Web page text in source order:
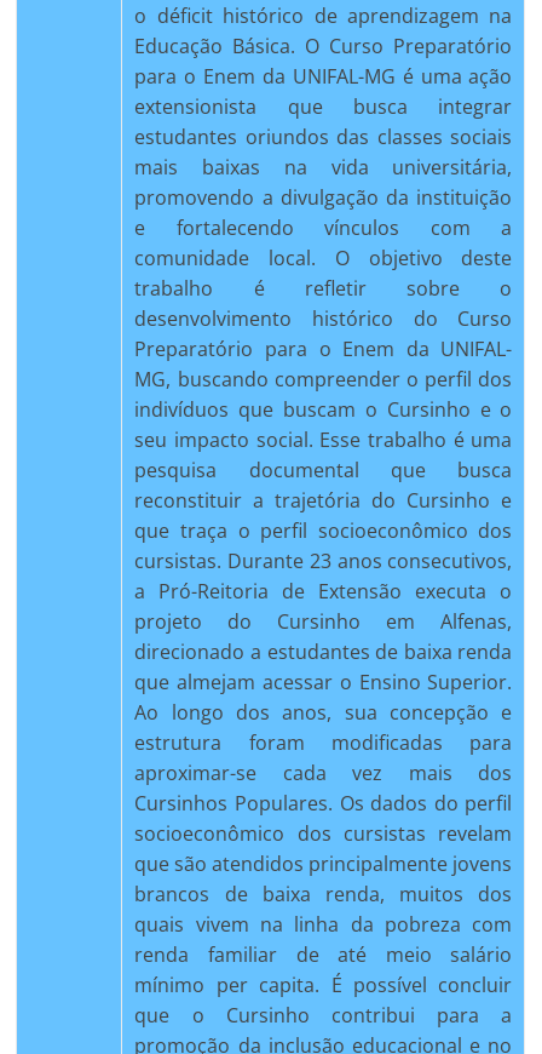
o déficit histórico de aprendizagem na
Educação Básica. O Curso Preparatório
para o Enem da UNIFAL-MG é uma ação
extensionista que busca integrar
estudantes oriundos das classes sociais
mais baixas na vida universitária,
promovendo a divulgação da instituição
e fortalecendo vínculos com a
comunidade local. O objetivo deste
trabalho é refletir sobre o
desenvolvimento histórico do Curso
Preparatório para o Enem da UNIFAL-
MG, buscando compreender o perfil dos
indivíduos que buscam o Cursinho e o
seu impacto social. Esse trabalho é uma
pesquisa documental que busca
reconstituir a trajetória do Cursinho e
que traça o perfil socioeconômico dos
cursistas. Durante 23 anos consecutivos,
a Pró-Reitoria de Extensão executa o
projeto do Cursinho em Alfenas,
direcionado a estudantes de baixa renda
que almejam acessar o Ensino Superior.
Ao longo dos anos, sua concepção e
estrutura foram modificadas para
aproximar-se cada vez mais dos
Cursinhos Populares. Os dados do perfil
socioeconômico dos cursistas revelam
que são atendidos principalmente jovens
brancos de baixa renda, muitos dos
quais vivem na linha da pobreza com
renda familiar de até meio salário
mínimo per capita. É possível concluir
que o Cursinho contribui para a
promoção da inclusão educacional e no